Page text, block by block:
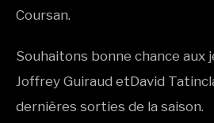
Coursan.
Souhaitons bonne chance aux
Joffrey Guiraud etDavid
dernières sorties de la saison.